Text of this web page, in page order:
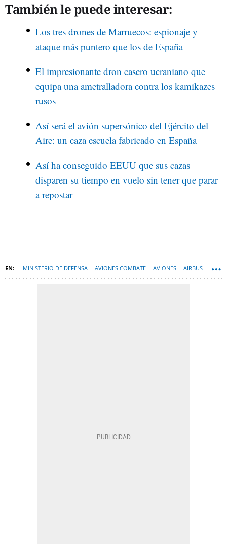
También le puede interesar:
Los tres drones de Marruecos: espionaje y
ataque más puntero que los de España
El impresionante dron casero ucraniano que
equipa una ametralladora contra los kamikazes
rusos
Así será el avión supersónico del Ejército del
Aire: un caza escuela fabricado en España
Así ha conseguido EEUU que sus cazas
disparen su tiempo en vuelo sin tener que parar
a repostar
MINISTERIO DE DEFENSA AVIONES COMBATE AVIONES AIRBUS